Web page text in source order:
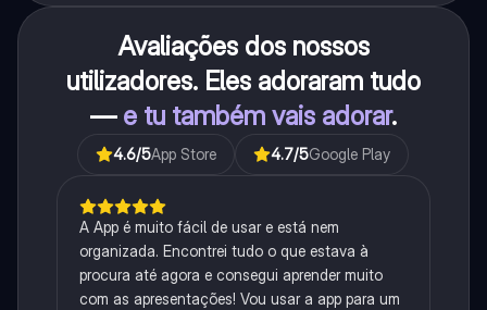
Avaliações dos nossos
utilizadores. Eles adoraram tudo
— e tu também vais adorar.
4.6/5App Store 4.7/5Google Play
A App é muito fácil de usar e está nem
organizada. Encontrei tudo o que estava à
procura até agora e consegui aprender muito
com as apresentações! Vou usar a app para um